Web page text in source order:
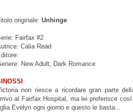
originale: Unhinge
Fairfax #2
Calia Read
New Adult, Dark Romance
non riesce a ricordare gran parte
al Fairfax Hospital, ma lei preferisce
Evelyn ogni giorno e questo le basta...